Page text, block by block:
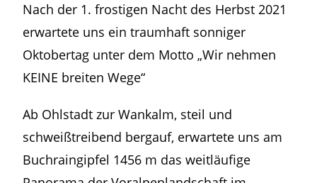
Nach der 1. frostigen Nacht des Herbst 2021
erwartete uns ein traumhaft sonniger
Oktobertag unter dem Motto „Wir nehmen
KEINE breiten Wege“
Ab Ohlstadt zur Wankalm, steil und
schweißtreibend bergauf, erwartete uns am
Buchraingipfel 1456 m das weitläufige